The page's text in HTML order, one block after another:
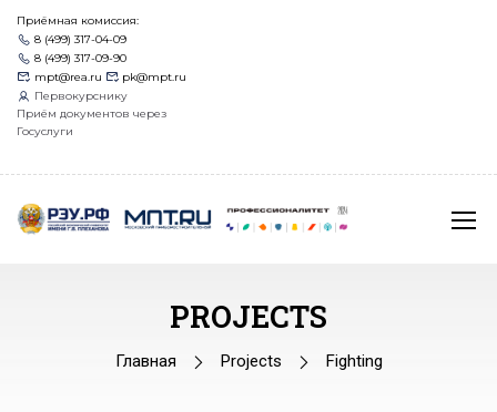
Приёмная комиссия:
8 (499) 317-04-09
8 (499) 317-09-90
mpt@rea.ru
pk@mpt.ru
Первокурснику
Приём документов через
Госуслуги
PROJECTS
Главная Projects Fighting